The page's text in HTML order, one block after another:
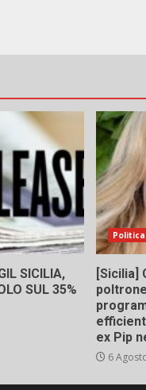
SICILIA,
SUL 35%
Politica
[Sicilia]
ex Pip
6